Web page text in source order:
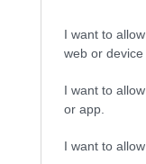
I want to
web or device
I want to
or app.
I want to
della
, Koshiro Hino e la
trasformandoli